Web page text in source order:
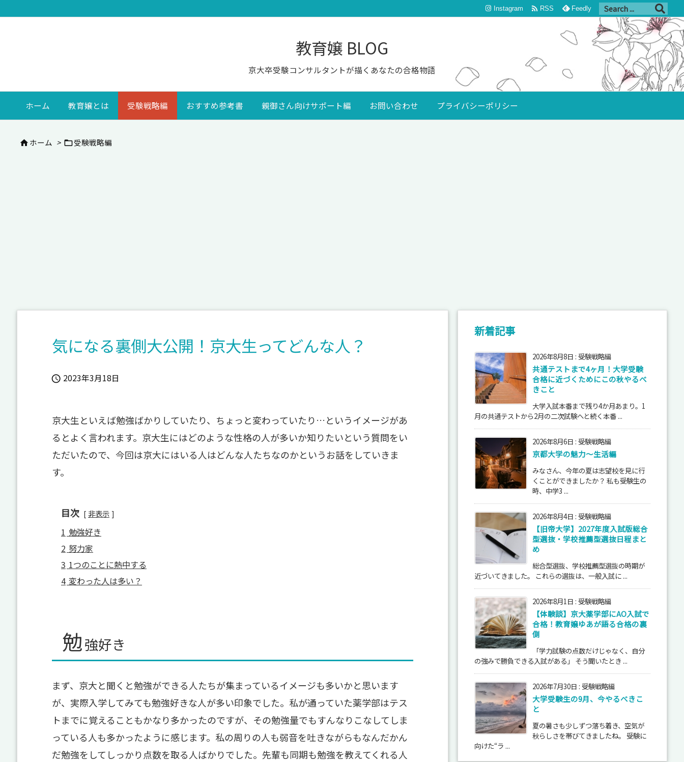
教育嬢 BLOG
京大卒受験コンサルタントが描くあなたの合格物語
ホーム 教育嬢とは 受験戦略編 おすすめ参考書 親御さん向けサポート編 お問い合わせ プライバシーポリシー
Instagram  RSS Feedly
 ホーム > 受験戦略編
気になる裏側大公開！京大生ってどんな人？
 2023年3月18日
京大生といえば勉強ばかりしていたり、ちょっと変わっていたり…というイメージがあ
るとよく言われます。京大生にはどのような性格の人が多いか知りたいという質問をい
ただいたので、今回は京大にはいる人はどんな人たちなのかというお話をしていきま
す。
目次 非表示
1 勉強好き
2 努力家
3 1つのことに熱中する
4 変わった人は多い？
勉強好き
まず、京大と聞くと勉強ができる人たちが集まっているイメージも多いかと思います
が、実際入学してみても勉強好きな人が多い印象でした。私が通っていた薬学部はテス
トまでに覚えることもかなり多かったのですが、その勉強量でもすんなりこなしてしま
っている人も多かったように感じます。私の周りの人も弱音を吐きながらもなんだかん
だ勉強をしてしっかり点数を取る人ばかりでした。先輩も同期も勉強を教えてくれる人
新着記事
2026年8月8日 : 受験戦略編
共通テストまで4ヶ月！大学受験
合格に近づくためにこの秋やるべ
きこと
大学入試本番まで残り4か月あまり。1
月の共通テストから2月の二次試験へと続く本番 ...
2026年8月6日 : 受験戦略編
京都大学の魅力～生活編
みなさん、今年の夏は志望校を見に行
くことができましたか？ 私も受験生の
時、中学3 ...
2026年8月4日 : 受験戦略編
【旧帝大学】2027年度入試版総合
型選抜・学校推薦型選抜日程まと
め
総合型選抜、学校推薦型選抜の時期が
近づいてきました。 これらの選抜は、一般入試に ...
2026年8月1日 : 受験戦略編
【体験談】京大薬学部にAO入試で
合格！教育嬢ゆあが語る合格の裏
側
「学力試験の点数だけじゃなく、自分
の強みで勝負できる入試がある」 そう聞いたとき ...
2026年7月30日 : 受験戦略編
大学受験生の9月、今やるべきこ
と
夏の暑さも少しずつ落ち着き、空気が
秋らしさを帯びてきましたね。 受験に
向けた“ラ ...